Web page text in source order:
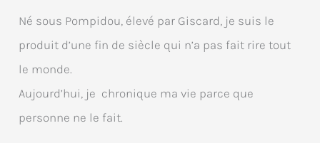
Né sous Pompidou, élevé par Giscard, je suis le
produit d’une fin de siècle qui n’a pas fait rire tout
le monde.
Aujourd’hui, je chronique ma vie parce que
personne ne le fait.